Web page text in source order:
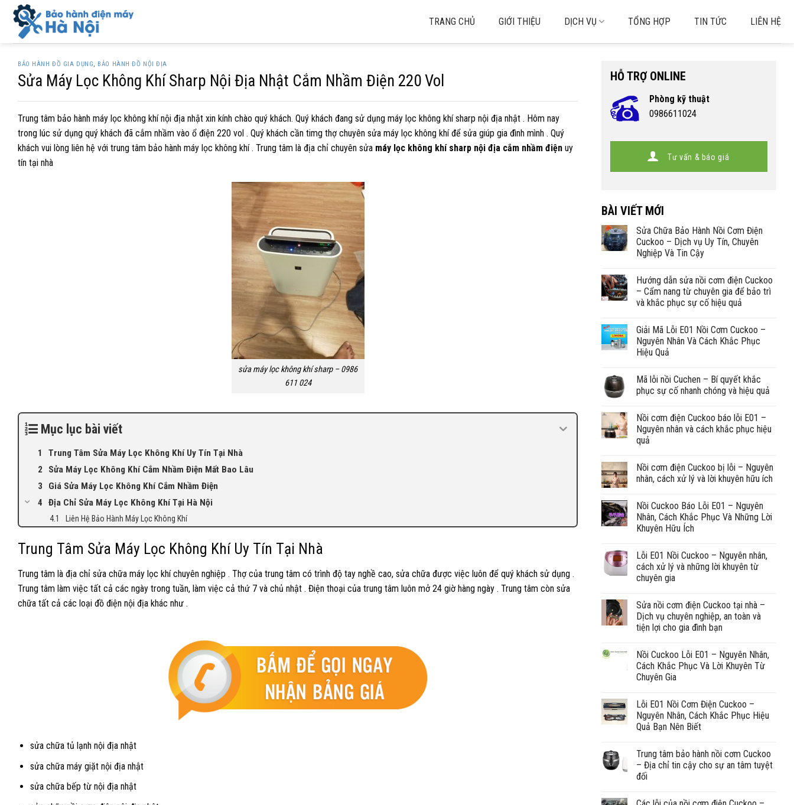
Skip
content
TRANG CHỦ GIỚI THIỆU DỊCH VỤ TỔNG HỢP TIN TỨC LIÊN HỆ
BẢO HÀNH ĐỒ GIA DỤNG, BẢO HÀNH ĐỒ NỘI ĐỊA
Sửa Máy Lọc Không Khí Sharp Nội Địa Nhật Cắm Nhầm Điện 220 Vol
Trung tâm bảo hành máy lọc không khí nội địa nhật xin kính chào quý khách. Quý khách đang sử dụng máy lọc không khí sharp nội địa nhật . Hôm nay
trong lúc sử dụng quý khách đã cắm nhầm vào ổ điện 220 vol . Quý khách cần timg thợ chuyên sửa máy lọc không khí để sửa giúp gia đình mình . Quý
khách vui lòng liên hệ với trung tâm bảo hành máy lọc không khí . Trung tâm là địa chỉ chuyên sửa máy lọc không khí sharp nội địa cắm nhầm điện uy
tín tại nhà
sửa máy lọc không khí sharp – 0986
611 024
Mục lục bài viết
Trung Tâm Sửa Máy Lọc Không Khí Uy Tín Tại Nhà
Sửa Máy Lọc Không Khí Cắm Nhầm Điện Mất Bao Lâu
Giá Sửa Máy Lọc Không Khí Cắm Nhầm Điện
Địa Chỉ Sửa Máy Lọc Không Khí Tại Hà Nội
Liên Hệ Bảo Hành Máy Lọc Không Khí
Trung Tâm Sửa Máy Lọc Không Khí Uy Tín Tại Nhà
Trung tâm là địa chỉ sửa chữa máy lọc khí chuyên nghiệp . Thợ của trung tâm có trình độ tay nghề cao, sửa chữa được việc luôn để quý khách sử dụng .
Trung tâm làm việc tất cả các ngày trong tuần, làm việc cả thứ 7 và chủ nhật . Điện thoại của trung tâm luôn mở 24 giờ hàng ngày . Trung tâm còn sửa
chữa tất cả các loại đồ điện nội địa khác như .
sửa chữa tủ lạnh nội địa nhật
sửa chữa máy giặt nội địa nhật
sửa chữa bếp từ nội địa nhật
HỖ TRỢ ONLINE
Phòng kỹ thuật
0986611024
Tư vấn & báo giá
BÀI VIẾT MỚI
Sửa Chữa Bảo Hành Nồi Cơm Điện
Cuckoo – Dịch vụ Uy Tín, Chuyên
Nghiệp Và Tin Cậy
Hướng dẫn sửa nồi cơm điện Cuckoo
– Cẩm nang từ chuyên gia để bảo trì
và khắc phục sự cố hiệu quả
Giải Mã Lỗi E01 Nồi Cơm Cuckoo –
Nguyên Nhân Và Cách Khắc Phục
Hiệu Quả
Mã lỗi nồi Cuchen – Bí quyết khắc
phục sự cố nhanh chóng và hiệu quả
Nồi cơm điện Cuckoo báo lỗi E01 –
Nguyên nhân và cách khắc phục hiệu
quả
Nồi cơm điện Cuckoo bị lỗi – Nguyên
nhân, cách xử lý và lời khuyên hữu ích
Nồi Cuckoo Báo Lỗi E01 – Nguyên
Nhân, Cách Khắc Phục Và Những Lời
Khuyên Hữu Ích
Lỗi E01 Nồi Cuckoo – Nguyên nhân,
cách xử lý và những lời khuyên từ
chuyên gia
Sửa nồi cơm điện Cuckoo tại nhà –
Dịch vụ chuyên nghiệp, an toàn và
tiện lợi cho gia đình bạn
Nồi Cuckoo Lỗi E01 – Nguyên Nhân,
Cách Khắc Phục Và Lời Khuyên Từ
Chuyên Gia
Lỗi E01 Nồi Cơm Điện Cuckoo –
Nguyên Nhân, Cách Khắc Phục Hiệu
Quả Bạn Nên Biết
Trung tâm bảo hành nồi cơm Cuckoo
– Địa chỉ tin cậy cho sự an tâm tuyệt
đối